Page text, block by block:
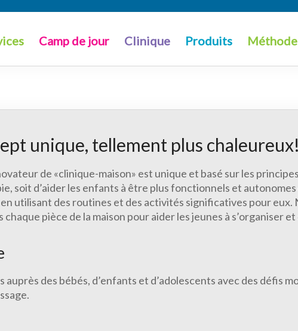
Camp de jour Clinique Produits
unique, tellement plus chaleureux!
de «clinique-maison» est unique et basé sur les
soit d’aider les enfants à être plus fonctionnels et
utilisant des routines et des activités significatives pour eux.
chaque pièce de la maison pour aider les jeunes à s’organiser
auprès des bébés, d’enfants et d’adolescents avec des défis